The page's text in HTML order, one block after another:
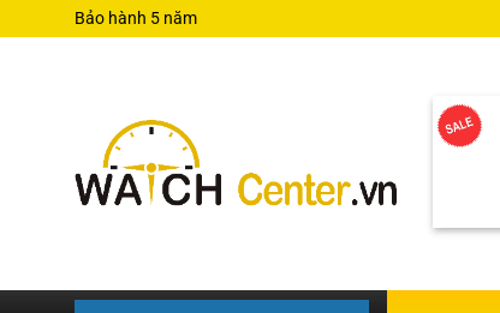
qua
Bảo hành 5 năm